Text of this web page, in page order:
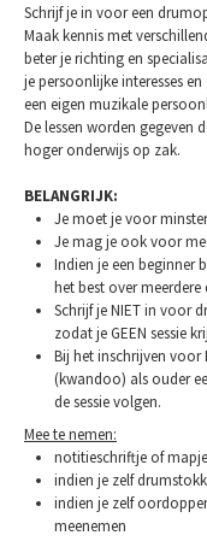
Schrijf je in voor een
Maak kennis met
beter je richting en
je persoonlijke interesses
een eigen muzikale
De lessen worden gegeven
hoger onderwijs op zak.
BELANGRIJK:
Je moet je voor
Je mag je ook voor
Indien je een beginner
het best over meerdere
Schrijf je NIET in voor
zodat je GEEN sessie
Bij het inschrijven voor
(kwandoo) als ouder
de sessie volgen.
Mee te nemen:
notitieschriftje of mapje
indien je zelf
indien je zelf
meenemen